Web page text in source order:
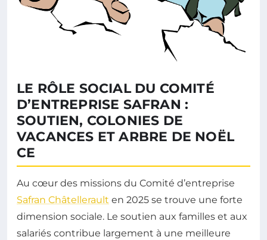
LE RÔLE SOCIAL DU COMITÉ
D’ENTREPRISE SAFRAN :
SOUTIEN, COLONIES DE
VACANCES ET ARBRE DE NOËL
CE
Au cœur des missions du Comité d’entreprise
Safran Châtellerault en 2025 se trouve une forte
dimension sociale. Le soutien aux familles et aux
salariés contribue largement à une meilleure